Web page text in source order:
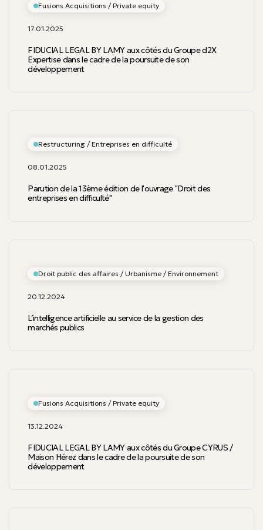
Fusions Acquisitions / Private equity
17.01.2025
FIDUCIAL LEGAL BY LAMY aux côtés du Groupe d2X
Expertise dans le cadre de la poursuite de son
développement
Restructuring / Entreprises en difficulté
08.01.2025
Parution de la 13ème édition de l'ouvrage "Droit des
entreprises en difficulté"
Droit public des affaires / Urbanisme / Environnement
20.12.2024
L’intelligence artificielle au service de la gestion des
marchés publics
Fusions Acquisitions / Private equity
13.12.2024
FIDUCIAL LEGAL BY LAMY aux côtés du Groupe CYRUS /
Maison Hérez dans le cadre de la poursuite de son
développement